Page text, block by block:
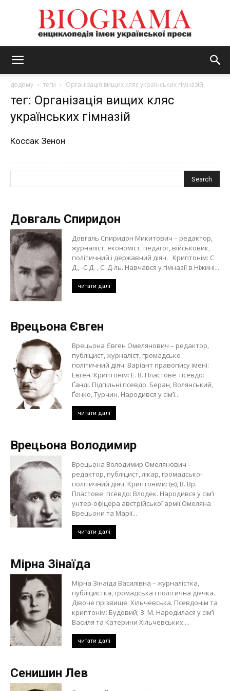
додому теги Організація вищих кляс українських гімназій
тег: Організація вищих кляс
українських гімназій
Коссак Зенон
Довгаль Спиридон
Довгаль Спиридон Микитович – редактор,
журналіст, економіст, педагог, військовик,
політичний і державний діяч. Криптонім: С.
Д., -С.Д.-, С. Д-ль. Навчався у гімназії в Ніжині...
читати далі
Врецьона Євген
Врецьона Євген Омелянович – редактор,
публіцист, журналіст, громадсько-
політичний діяч. Варіант правопису імені:
Евген. Криптонім: Е. В. Пластове псевдо:
Ґанді. Підпільні псевдо: Беран, Волянський,
Ґенко, Турчин. Народився у сім’ї...
читати далі
Врецьона Володимир
Врецьона Володимир Омелянович –
редактор, публіцист, лікар, громадсько-
політичний діяч. Криптоніми: (в), В. Вр.
Пластове псевдо: Влодек. Народився у сім’ї
унтер-офіцера австрійської армії Омеляна
Врецьони та Марії...
читати далі
Мірна Зінаїда
Мірна Зінаїда Василівна – журналістка,
публіцистка, громадська і політична діячка.
Дівоче прізвище: Хільчевська. Псевдонім та
криптонім: Будовий; З. М. Народилася у сім’ї
Василя та Катерини Хільчевських....
читати далі
Сенишин Лев